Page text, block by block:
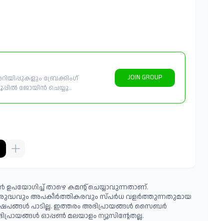
ബ്രേക്കിംഗ്
ജോയിൻ ചെയ്യൂ..
JOIN GROUP
താഴെ കമന്റ് ചെയ്യാവുന്നതാണ്.
അപകീര്‍ത്തികരവും സ്പര്‍ധ വളര്‍ത്തുന്നതുമായ
പാടില്ല. ഇത്തരം അഭിപ്രായങ്ങള്‍ സൈബര്‍
ഓപ്പൺ മലയാളം ന്യൂസിന്റേതല്ല.